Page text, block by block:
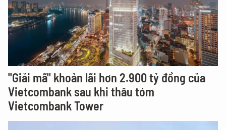
"Giải mã" khoản lãi hơn 2.900 tỷ đồng của
Vietcombank sau khi thâu tóm
Vietcombank Tower